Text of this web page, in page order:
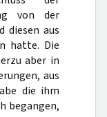
von der
diesen aus
hatte. Die
aber in
aus
die ihm
begangen,